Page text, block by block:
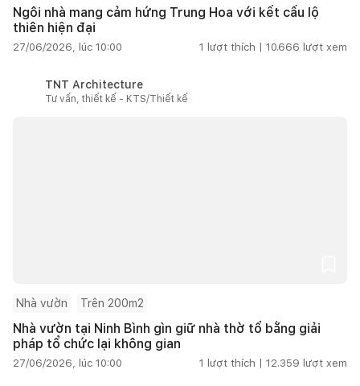
Ngôi nhà mang cảm hứng Trung Hoa với kết cấu lộ
thiên hiện đại
27/06/2026, lúc 10:00 1 lượt thích | 10.666 lượt xem
TNT Architecture
Tư vấn, thiết kế - KTS/Thiết kế
Nhà vườn Trên 200m2
Nhà vườn tại Ninh Bình gìn giữ nhà thờ tổ bằng giải
pháp tổ chức lại không gian
27/06/2026, lúc 10:00 1 lượt thích | 12.359 lượt xem